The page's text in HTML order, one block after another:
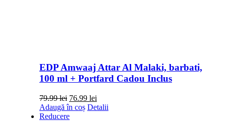
EDP Amwaaj Attar Al Malaki, barbati,
100 ml + Portfard Cadou Inclus
79.99lei Prețul
inițial
a
76.99 leiPrețul
curent
Adaugă în coș Detalii
Reducere